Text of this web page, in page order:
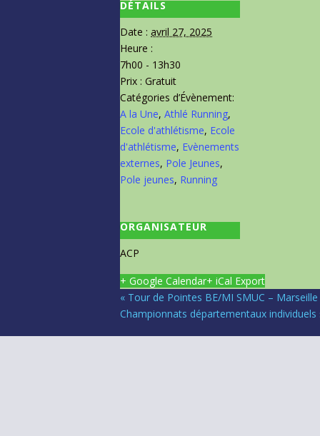
DÉTAILS
Date : avril 27, 2025
Heure :
7h00 - 13h30
Prix : Gratuit
Catégories d’Évènement:
A la Une, Athlé Running,
Ecole d'athlétisme, Ecole
d'athlétisme, Evènements
externes, Pole Jeunes,
Pole jeunes, Running
ORGANISATEUR
ACP
+ Google Calendar+ iCal Export
« Tour de Pointes BE/MI SMUC –
Championnats départementaux